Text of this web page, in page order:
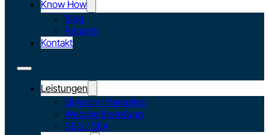
Know How
Blog
Reports
Kontakt
Leistungen
LinkedIn-Marketing
Website Erstellung
SEO / SEA